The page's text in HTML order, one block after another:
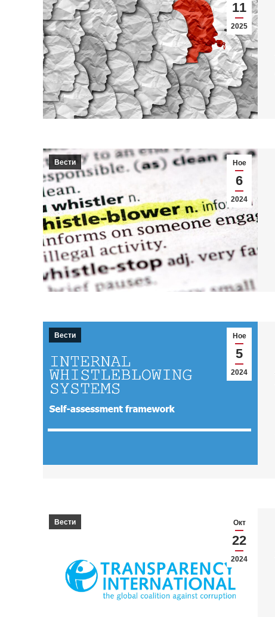
11
2025
Ное
6
2024
Вести
Ное
5
2024
Вести
Окт
22
2024
Вести